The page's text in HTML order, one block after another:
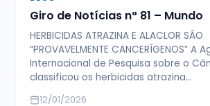
Giro de Notícias n° 81 – Mundo
HERBICIDAS ATRAZINA E ALACLOR SÃO
“PROVAVELMENTE CANCERÍGENOS” A
Internacional de Pesquisa sobre o
classificou os herbicidas atrazina…
12/01/2026